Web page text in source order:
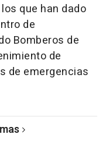
que han dado
de
Bomberos de
de
de emergencias